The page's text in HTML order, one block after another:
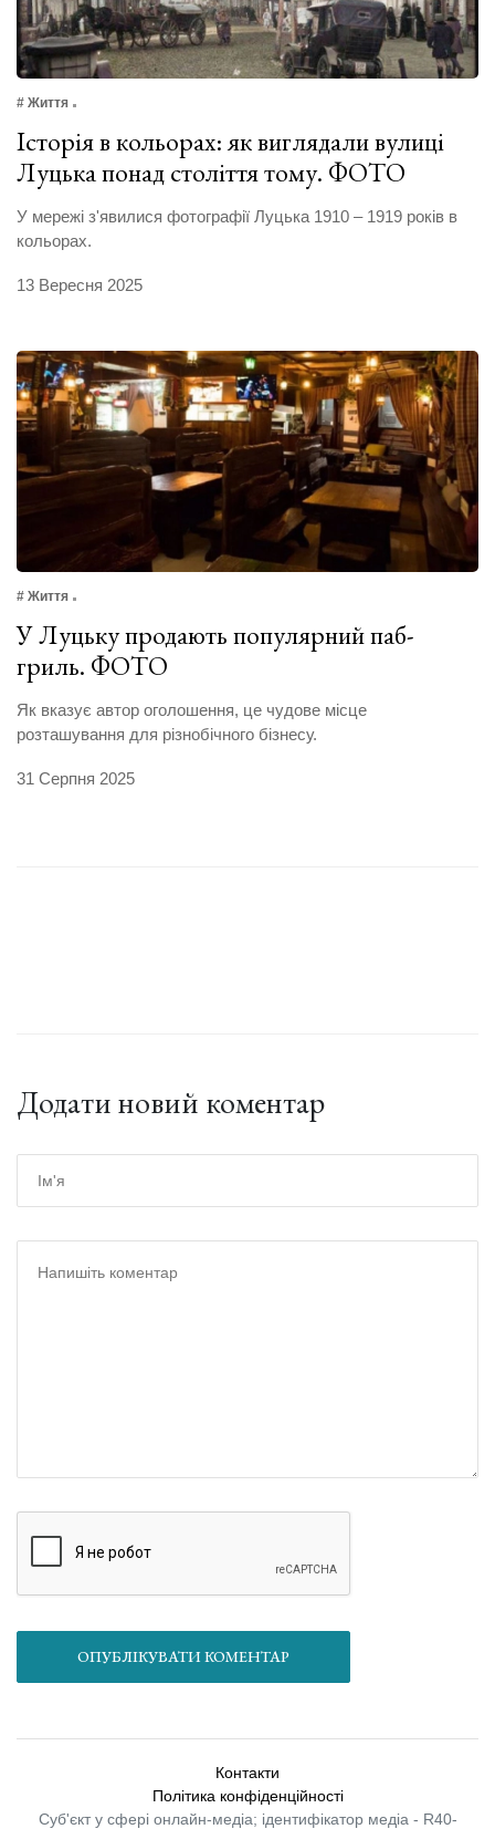
# Життя
Історія в кольорах: як виглядали вулиці
Луцька понад століття тому. ФОТО
У мережі з'явилися фотографії Луцька 1910 – 1919 років в
кольорах.
13 Вересня 2025
# Життя
У Луцьку продають популярний паб-
гриль. ФОТО
Як вказує автор оголошення, це чудове місце
розташування для різнобічного бізнесу.
31 Серпня 2025
Додати новий коментар
ОПУБЛІКУВАТИ КОМЕНТАР
Контакти
Політика конфіденційності
Суб'єкт у сфері онлайн-медіа; ідентифікатор медіа - R40-